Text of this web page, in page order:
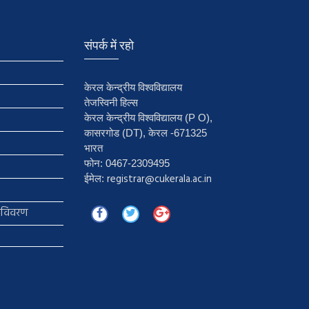
संपर्क में रहो
केरल केन्द्रीय विश्वविद्यालय
तेजस्विनी हिल्स
केरल केन्द्रीय विश्वविद्यालय (P O),
कासरगोड (DT), केरल -671325
भारत
फोन: 0467-2309495
ईमेल: registrar@cukerala.ac.in